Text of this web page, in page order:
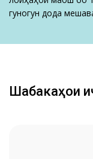
гуногун дода
Шабакаҳои